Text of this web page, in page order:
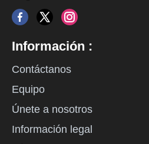
Información :
Contáctanos
Equipo
Únete a nosotros
Información legal